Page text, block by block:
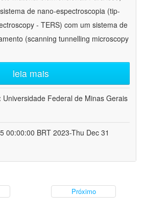
de nano-espectroscopia (tip-
- TERS) com um sistema de
(scanning tunnelling microscopy
leia mais
Universidade Federal de Minas Gerais
00:00:00 BRT 2023-Thu Dec 31
Próximo